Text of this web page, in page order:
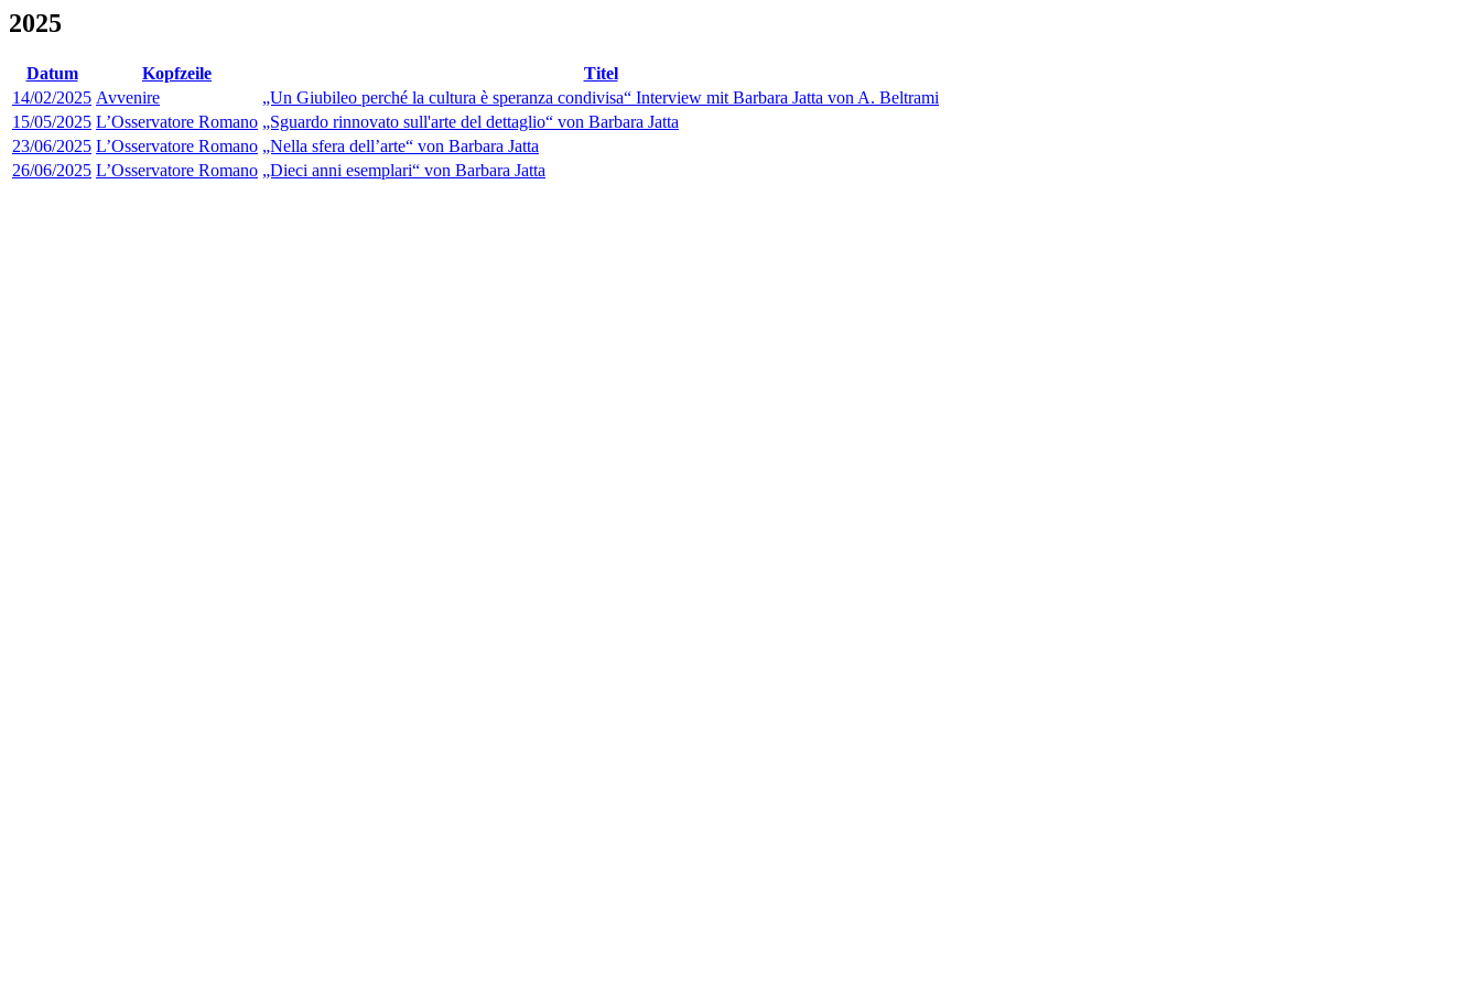
2025
Datum Kopfzeile
Titel
14/02/2025 Avvenire
„Un Giubileo perché la cultura è speranza condivisa“ Interview mit Barbara Jatta von A. Beltrami
15/05/2025 L’Osservatore Romano „Sguardo rinnovato sull'arte del dettaglio“ von Barbara Jatta
23/06/2025 L’Osservatore Romano „Nella sfera dell’arte“ von Barbara Jatta
26/06/2025 L’Osservatore Romano „Dieci anni esemplari“ von Barbara Jatta